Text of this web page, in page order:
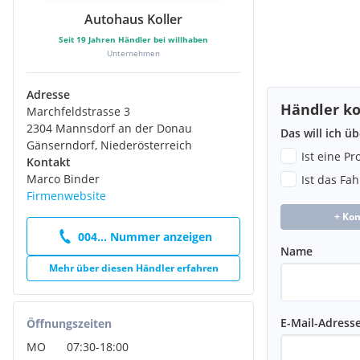
Autohaus Koller
Seit 19 Jahren Händler bei willhaben
Unternehmen
Adresse
Marchfeldstrasse 3
2304 Mannsdorf an der Donau
Gänserndorf, Niederösterreich
Kontakt
Marco Binder
Firmenwebsite
004... Nummer anzeigen
Mehr über diesen Händler erfahren
Öffnungszeiten
MO
07:30-18:00
Händler
Das will ich
Ist eine
Ist das
+
Name
E-Mail-